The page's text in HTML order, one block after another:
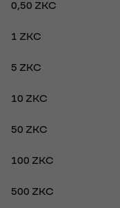
0,50 ZKC
1 ZKC
5 ZKC
10 ZKC
50 ZKC
100 ZKC
500 ZKC